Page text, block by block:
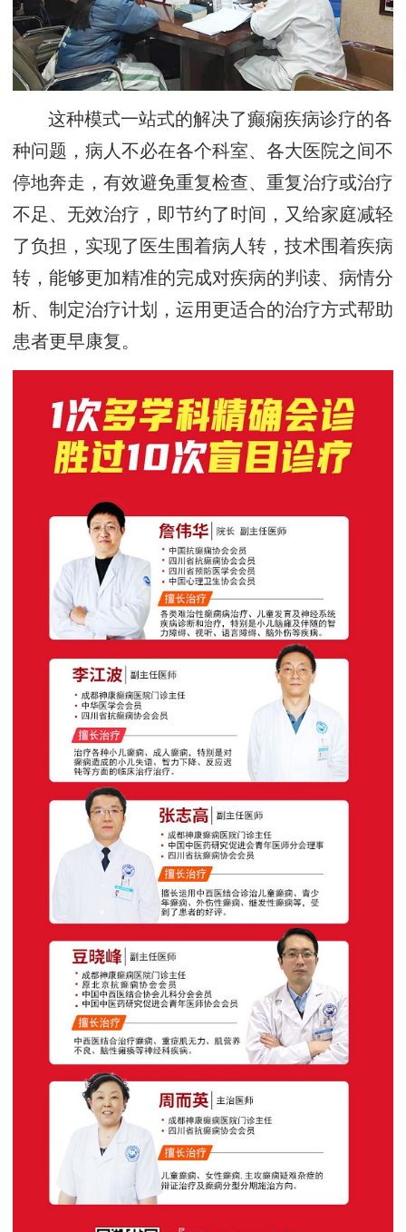
这种模式一站式的解决了癫痫疾病诊疗的各
种问题，病人不必在各个科室、各大医院之间不
停地奔走，有效避免重复检查、重复治疗或治疗
不足、无效治疗，即节约了时间，又给家庭减轻
了负担，实现了医生围着病人转，技术围着疾病
转，能够更加精准的完成对疾病的判读、病情分
析、制定治疗计划，运用更适合的治疗方式帮助
患者更早康复。